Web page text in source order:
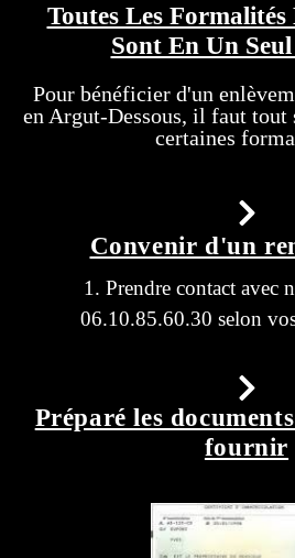
Toutes Les Formalités
Sont En Un
Pour bénéficier d'un
en Argut-Dessous, il faut
certaines
Convenir d'un
1. Prendre contact avec
06.10.85.60.30 selon
Préparé les
fournir